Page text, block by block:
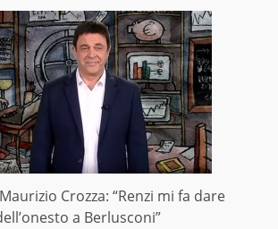
Crozza: “Renzi mi fa dare
a Berlusconi”